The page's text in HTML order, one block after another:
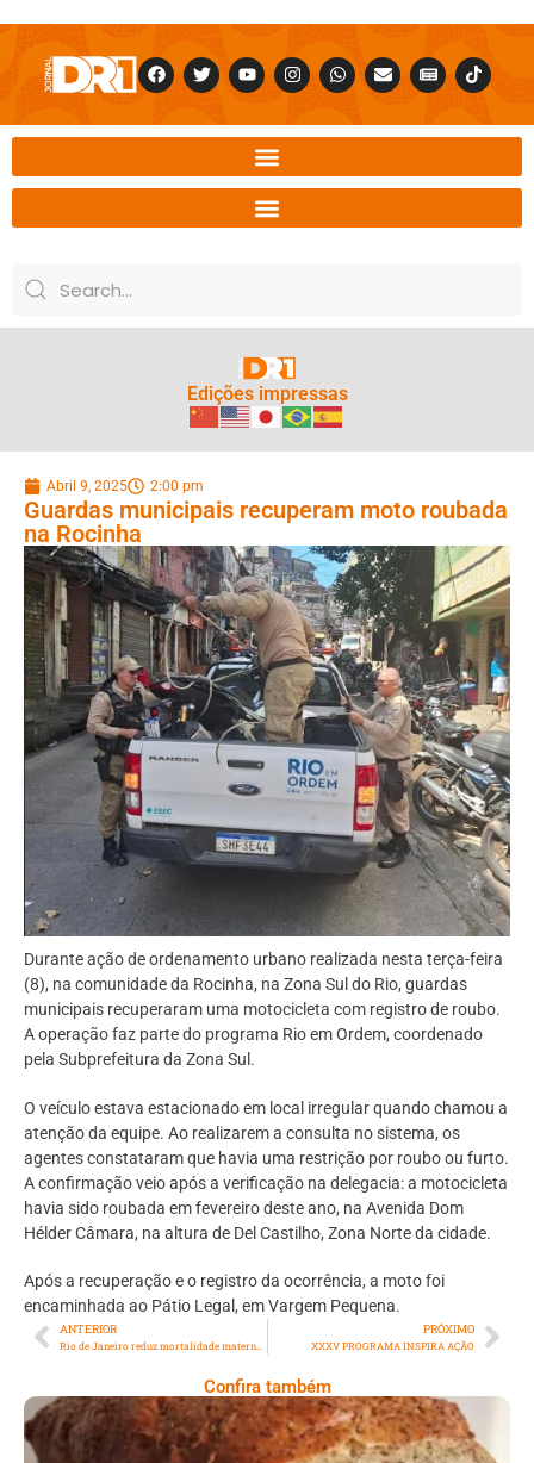
Edições impressas
Abril 9, 2025 2:00 pm
Guardas municipais recuperam moto roubada
na Rocinha
Durante ação de ordenamento urbano realizada nesta terça-feira
(8), na comunidade da Rocinha, na Zona Sul do Rio, guardas
municipais recuperaram uma motocicleta com registro de roubo.
A operação faz parte do programa Rio em Ordem, coordenado
pela Subprefeitura da Zona Sul.
O veículo estava estacionado em local irregular quando chamou a
atenção da equipe. Ao realizarem a consulta no sistema, os
agentes constataram que havia uma restrição por roubo ou furto.
A confirmação veio após a verificação na delegacia: a motocicleta
havia sido roubada em fevereiro deste ano, na Avenida Dom
Hélder Câmara, na altura de Del Castilho, Zona Norte da cidade.
Após a recuperação e o registro da ocorrência, a moto foi
encaminhada ao Pátio Legal, em Vargem Pequena.
ANTERIOR PRÓXIMO
XXXV PROGRAMA INSPIRA AÇÃO
Confira também